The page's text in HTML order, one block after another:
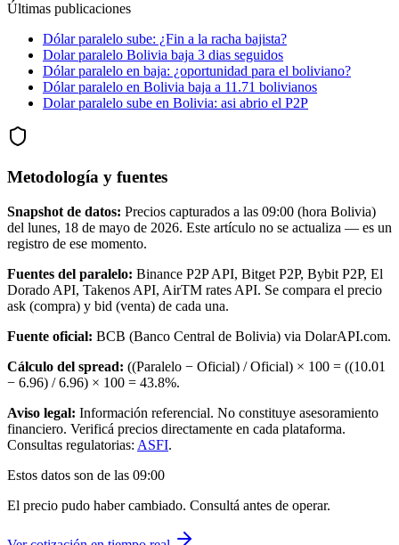
Últimas publicaciones
Dólar paralelo sube: ¿Fin a la racha bajista?
Dolar paralelo Bolivia baja 3 dias seguidos
Dólar paralelo en baja: ¿oportunidad para el boliviano?
Dólar paralelo en Bolivia baja a 11.71 bolivianos
Dolar paralelo sube en Bolivia: asi abrio el P2P
Metodología y fuentes
Snapshot de datos: Precios capturados a las 09:00 (hora Bolivia)
del lunes, 18 de mayo de 2026. Este artículo no se actualiza — es un
registro de ese momento.
Fuentes del paralelo: Binance P2P API, Bitget P2P, Bybit P2P, El
Dorado API, Takenos API, AirTM rates API. Se compara el precio
ask (compra) y bid (venta) de cada una.
Fuente oficial: BCB (Banco Central de Bolivia) via DolarAPI.com.
Cálculo del spread: ((Paralelo − Oficial) / Oficial) × 100 = ((10.01
− 6.96) /6.96) × 100 = 43.8%.
Aviso legal: Información referencial. No constituye asesoramiento
financiero. Verificá precios directamente en cada plataforma.
Consultas regulatorias: ASFI.
Estos datos son de las 09:00
El precio pudo haber cambiado. Consultá antes de operar.